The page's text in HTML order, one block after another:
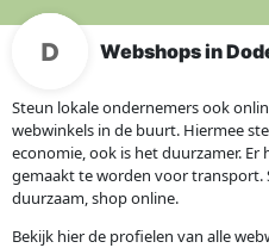
Webshops in
Steun lokale ondernemers ook
webwinkels in de buurt. Hiermee
economie, ook is het duurzamer.
gemaakt te worden voor transport.
duurzaam, shop online.
Bekijk hier de profielen van alle